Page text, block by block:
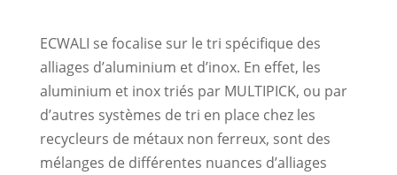
ECWALI se focalise sur le tri spécifique des
alliages d’aluminium et d’inox. En effet, les
aluminium et inox triés par MULTIPICK, ou par
d’autres systèmes de tri en place chez les
recycleurs de métaux non ferreux, sont des
mélanges de différentes nuances d’alliages